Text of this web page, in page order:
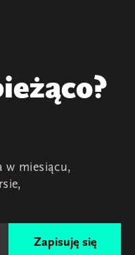
w miesiącu,
Zapisuję się